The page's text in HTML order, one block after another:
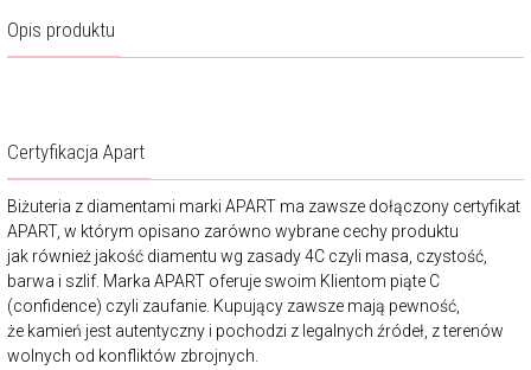
Opis produktu
Certyfikacja Apart
Biżuteria z diamentami marki APART ma zawsze dołączony certyfikat
APART, w którym opisano zarówno wybrane cechy produktu
jak również jakość diamentu wg zasady 4C czyli masa, czystość,
barwa i szlif. Marka APART oferuje swoim Klientom piąte C
(confidence) czyli zaufanie. Kupujący zawsze mają pewność,
że kamień jest autentyczny i pochodzi z legalnych źródeł, z terenów
wolnych od konfliktów zbrojnych.